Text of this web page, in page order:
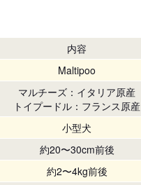
内容
Maltipoo
マルチーズ：イタリア原産
トイプードル：フランス原産
小型犬
約20〜30cm前後
約2〜4kg前後